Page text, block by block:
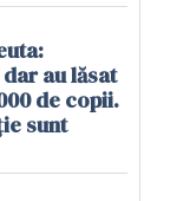
au lăsat
de copii.
sunt